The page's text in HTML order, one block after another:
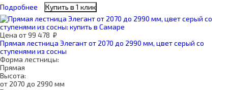
Подробнее
Купить в 1 клик
Цена от99 478 ₽
Прямая лестница Элегант от 2070 до 2990 мм, цвет серый со
ступенями из сосны
Форма лестницы:
Прямая
Высота:
от 2070 до 2990 мм